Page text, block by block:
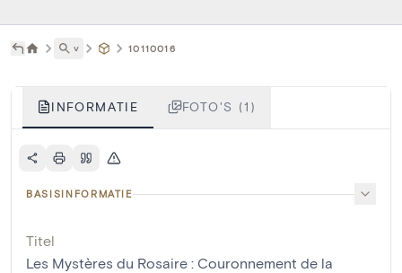
˅ 10110016
INFORMATIE FOTO'S (1)
BASISINFORMATIE
Titel
Les Mystères du Rosaire : Couronnement de la